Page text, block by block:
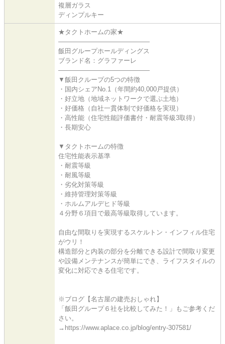
複層ガラス
ディンプルキー
★タクトホームの家★
――――――――――――――
飯田グループホールディングス
ブランド名：グラファーレ
――――――――――――――
▼飯田クループの5つの特徴
・国内シェアNo.1（年間約40,000戸提供）
・好立地（地域ネットワークで選ぶ土地）
・好価格（自社一貫体制で好価格を実現）
・高性能（住宅性能評価書付・耐震等級3取得）
・長期安心
▼タクトホームの特徴
住宅性能表示基準
・耐震等級
・耐風等級
・劣化対策等級
・維持管理対策等級
・ホルムアルデヒド等級
４分野６項目で最高等級取得しています。
自由な間取りを実現するスケルトン・インフィル住宅
がウリ！
構造部分と内装の部分を分離できる設計で間取り変更
や設備メンテナンスが簡単にでき、ライフスタイルの
変化に対応できる住宅です。
※ブログ【名古屋の建売おしゃれ】
「飯田グループ６社を比較してみた！」もご参考くだ
さい。
→https://www.aplace.co.jp/blog/entry-307581/